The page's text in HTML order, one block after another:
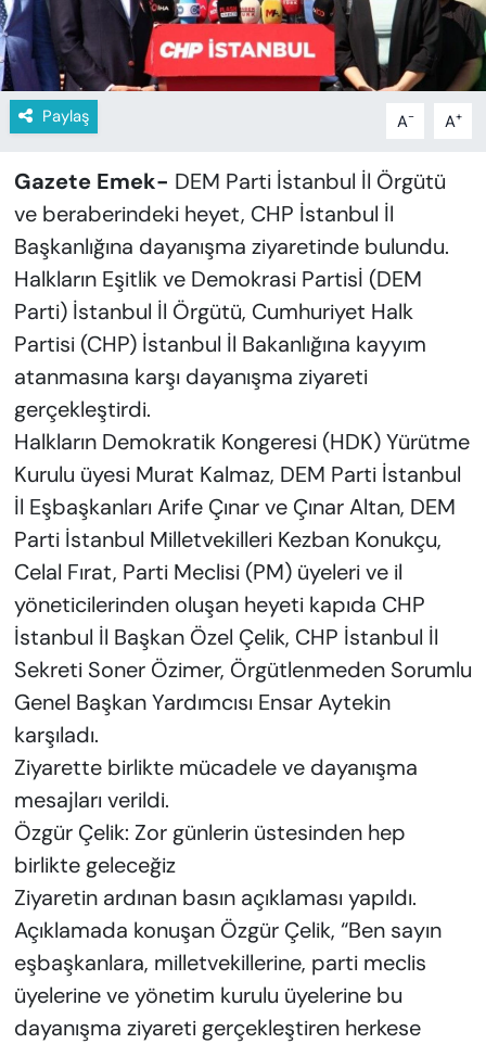
Paylaş A- A+
Gazete Emek- DEM Parti İstanbul İl Örgütü
ve beraberindeki heyet, CHP İstanbul İl
Başkanlığına dayanışma ziyaretinde bulundu.
Halkların Eşitlik ve Demokrasi Partisİ (DEM
Parti) İstanbul İl Örgütü, Cumhuriyet Halk
Partisi (CHP) İstanbul İl Bakanlığına kayyım
atanmasına karşı dayanışma ziyareti
gerçekleştirdi.
Halkların Demokratik Kongeresi (HDK) Yürütme
Kurulu üyesi Murat Kalmaz, DEM Parti İstanbul
İl Eşbaşkanları Arife Çınar ve Çınar Altan, DEM
Parti İstanbul Milletvekilleri Kezban Konukçu,
Celal Fırat, Parti Meclisi (PM) üyeleri ve il
yöneticilerinden oluşan heyeti kapıda CHP
İstanbul İl Başkan Özel Çelik, CHP İstanbul İl
Sekreti Soner Özimer, Örgütlenmeden Sorumlu
Genel Başkan Yardımcısı Ensar Aytekin
karşıladı.
Ziyarette birlikte mücadele ve dayanışma
mesajları verildi.
Özgür Çelik: Zor günlerin üstesinden hep
birlikte geleceğiz
Ziyaretin ardınan basın açıklaması yapıldı.
Açıklamada konuşan Özgür Çelik, “Ben sayın
eşbaşkanlara, milletvekillerine, parti meclis
üyelerine ve yönetim kurulu üyelerine bu
dayanışma ziyareti gerçekleştiren herkese
ÖZEL HABER
YAZAR KÖŞESİ
VAN VE DİYARBAKIR HABERLERİ